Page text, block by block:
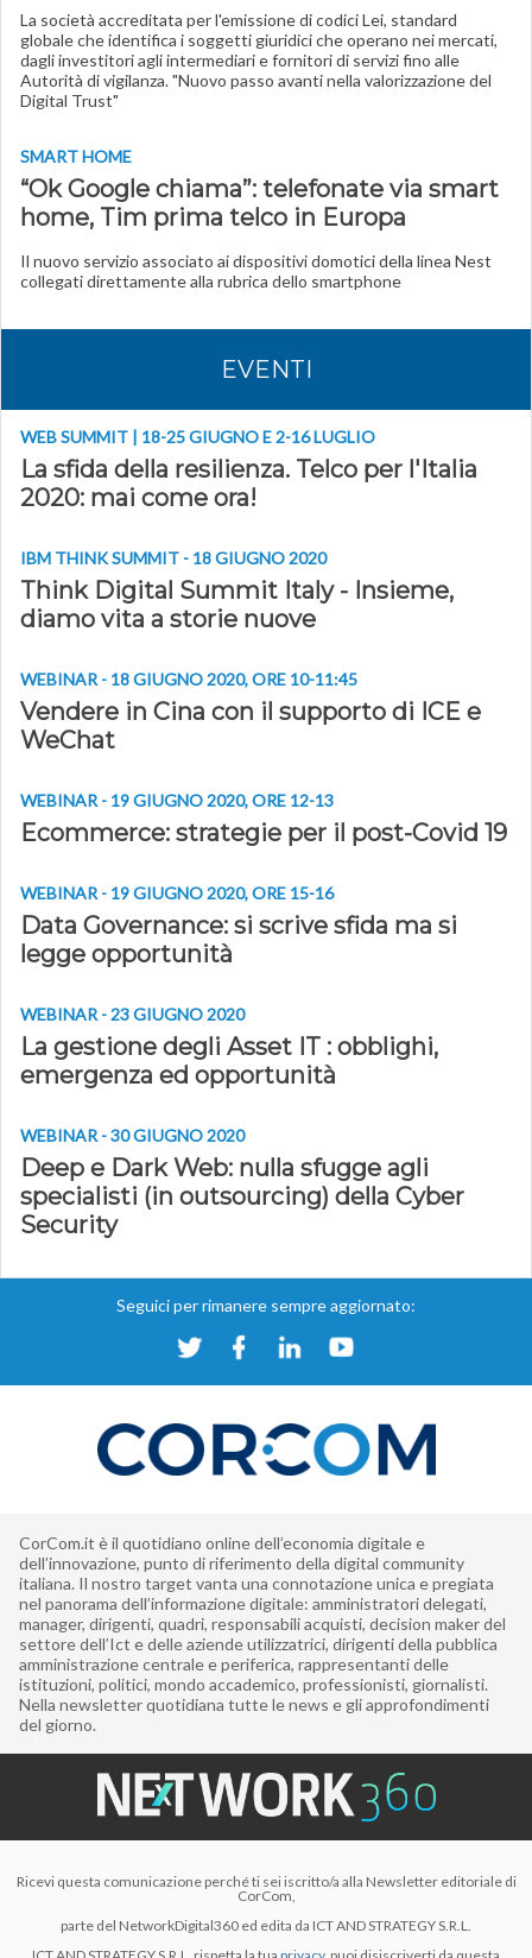
La società accreditata per l'emissione di codici Lei, standard
globale che identifica i soggetti giuridici che operano nei mercati,
dagli investitori agli intermediari e fornitori di servizi fino alle
Autorità di vigilanza. "Nuovo passo avanti nella valorizzazione del
Digital Trust"
SMART HOME
“Ok Google chiama”: telefonate via smart
home, Tim prima telco in Europa
Il nuovo servizio associato ai dispositivi domotici della linea Nest
collegati direttamente alla rubrica dello smartphone
EVENTI
WEB SUMMIT | 18-25 GIUGNO E 2-16 LUGLIO
La sfida della resilienza. Telco per l'Italia
2020: mai come ora!
IBM THINK SUMMIT - 18 GIUGNO 2020
Think Digital Summit Italy - Insieme,
diamo vita a storie nuove
WEBINAR - 18 GIUGNO 2020, ORE 10-11:45
Vendere in Cina con il supporto di ICE e
WeChat
WEBINAR - 19 GIUGNO 2020, ORE 12-13
Ecommerce: strategie per il post-Covid 19
WEBINAR - 19 GIUGNO 2020, ORE 15-16
Data Governance: si scrive sfida ma si
legge opportunità
WEBINAR - 23 GIUGNO 2020
La gestione degli Asset IT : obblighi,
emergenza ed opportunità
WEBINAR - 30 GIUGNO 2020
Deep e Dark Web: nulla sfugge agli
specialisti (in outsourcing) della Cyber
Security
Seguici per rimanere sempre aggiornato:
CorCom.it è il quotidiano online dell’economia digitale e
dell’innovazione, punto di riferimento della digital community
italiana. Il nostro target vanta una connotazione unica e pregiata
nel panorama dell’informazione digitale: amministratori delegati,
manager, dirigenti, quadri, responsabili acquisti, decision maker del
settore dell’Ict e delle aziende utilizzatrici, dirigenti della pubblica
amministrazione centrale e periferica, rappresentanti delle
istituzioni, politici, mondo accademico, professionisti, giornalisti.
Nella newsletter quotidiana tutte le news e gli approfondimenti
del giorno.
Ricevi questa comunicazione perché ti sei iscritto/a alla Newsletter editoriale di
CorCom,
parte del NetworkDigital360 ed edita da ICT AND STRATEGY S.R.L.